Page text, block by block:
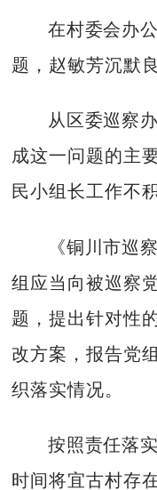
在村委会办
题，赵敏芳沉默良
从区委巡察
成这一问题的主
民小组长工作不积
《铜川市巡
组应当向被巡察
题，提出针对性
改方案，报告党
织落实情况。
按照责任落
时间将宜古村存